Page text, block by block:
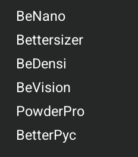
BeNano
Bettersizer
BeDensi
BeVision
PowderPro
BetterPyc